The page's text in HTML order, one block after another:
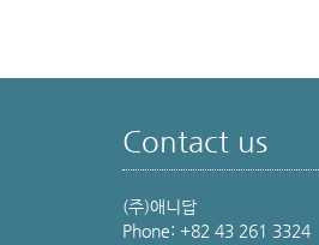
Contact us
(주)애니답
Phone: +82 43 261 3324